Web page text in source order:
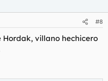
#8
Hordak, villano hechicero